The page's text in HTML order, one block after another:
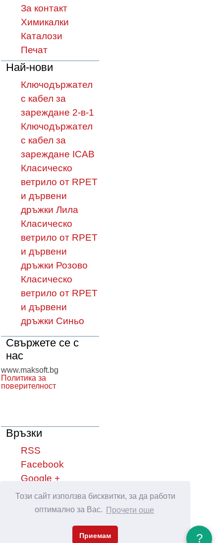
Този сайт използва бисквитки, за да работи
оптимално за Вас.
Прочети още
Приемам
За контакт
Химикалки
Каталози
Печат
Най-нови
Ключодържател
с кабел за
зареждане 2-в-1
Ключодържател
с кабел за
зареждане ICAB
Класическо
ветрило от RPET
и дървени
дръжки Лила
Класическо
ветрило от RPET
и дървени
дръжки Розово
Класическо
ветрило от RPET
и дървени
дръжки Синьо
Свържете се с
нас
www.maksoft.bg
Политика за
поверителност
Връзки
RSS
Facebook
Google +
YouTube
Сподели във:
?